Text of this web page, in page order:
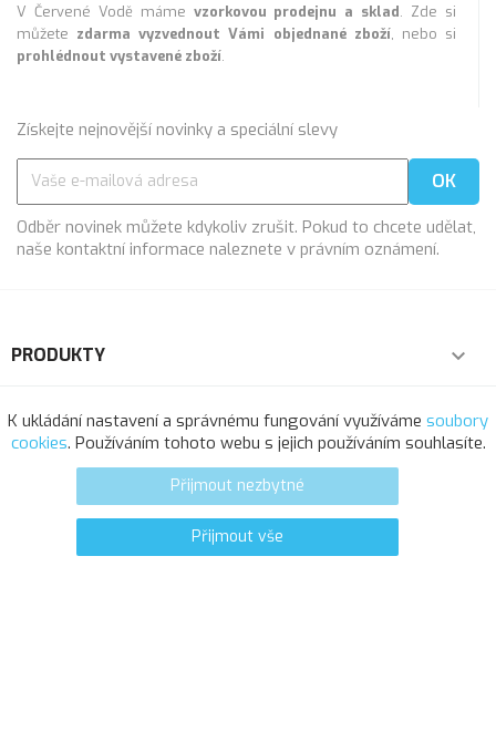
V Červené Vodě máme vzorkovou prodejnu a sklad. Zde si
můžete zdarma vyzvednout Vámi objednané zboží, nebo si
prohlédnout vystavené zboží.
Získejte nejnovější novinky a speciální slevy
Odběr novinek můžete kdykoliv zrušit. Pokud to chcete udělat,
naše kontaktní informace naleznete v právním oznámení.
PRODUKTY 
NAŠE SPOLEČNOST 
VÁŠ ÚČET
INFORMACE O OBCHODU
K ukládání nastavení a správnému fungování využíváme soubory
cookies. Používáním tohoto webu s jejich používáním souhlasíte.
Přijmout nezbytné
Přijmout vše
© 2025 - Softresource, spol. s r.o.